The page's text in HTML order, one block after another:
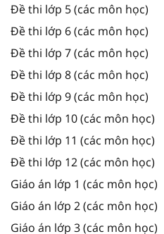
Đề thi lớp 5 (các môn học)
Đề thi lớp 6 (các môn học)
Đề thi lớp 7 (các môn học)
Đề thi lớp 8 (các môn học)
Đề thi lớp 9 (các môn học)
Đề thi lớp 10 (các môn học)
Đề thi lớp 11 (các môn học)
Đề thi lớp 12 (các môn học)
Giáo án lớp 1 (các môn học)
Giáo án lớp 2 (các môn học)
Giáo án lớp 3 (các môn học)